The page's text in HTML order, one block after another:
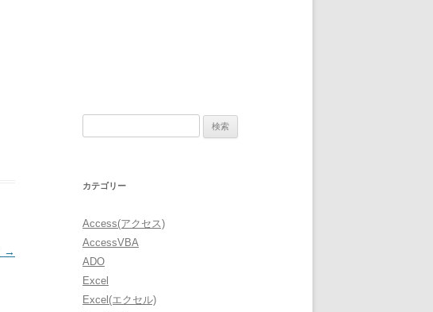
→
カテゴリー
Access(アクセス)
AccessVBA
ADO
Excel
Excel(エクセル)